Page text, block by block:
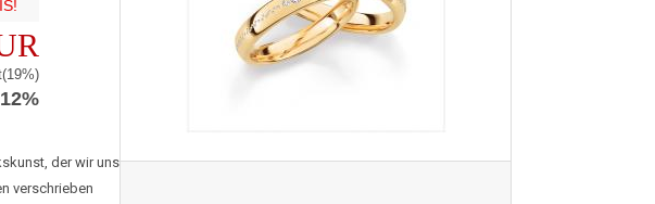
12%
der wir uns
verschrieben